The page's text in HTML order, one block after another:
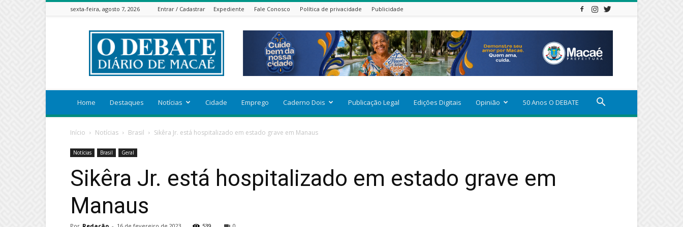
sexta-feira, agosto 7, 2026 Entrar / Cadastrar Expediente Fale Conosco Política de privacidade Publicidade
ODEBATEON
Home Destaques Notícias Cidade Emprego Caderno Dois Publicação Legal Edições Digitais Opinião 50 Anos O DEBATE
Início Notícias Brasil Sikêra Jr. está hospitalizado em estado grave em Manaus
Notícias Brasil Geral
Sikêra Jr. está hospitalizado em estado grave em
Manaus